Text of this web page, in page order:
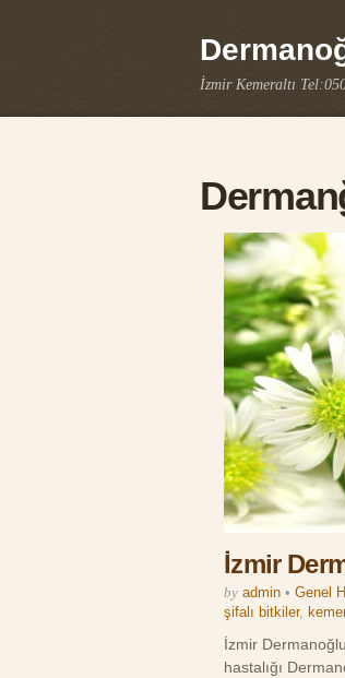
İzmir Kemeraltı
İzmir
by admin • Genel
şifalı bitkiler,
İzmir
hastalığı